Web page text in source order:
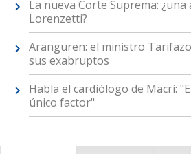
La nueva Corte Suprema: ¿una
Lorenzetti?
Aranguren: el ministro
sus exabruptos
Habla el cardiólogo de Macri:
único factor"